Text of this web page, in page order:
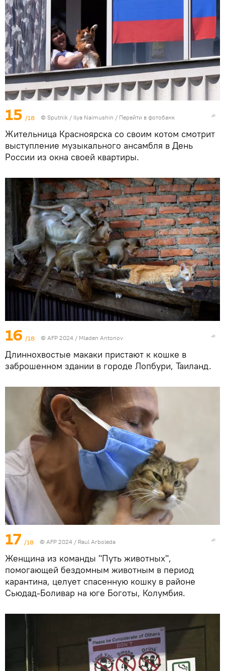
15 /18 © Sputnik / Ilya Naimushin / Перейти в фотобанк
Жительница Красноярска со своим котом смотрит
выступление музыкального ансамбля в День
России из окна своей квартиры.
16 /18 © AFP 2024 / Mladen Antonov
Длиннохвостые макаки пристают к кошке в
заброшенном здании в городе Лопбури, Таиланд.
17 /18 © AFP 2024 / Raul Arboleda
Женщина из команды "Путь животных",
помогающей бездомным животным в период
карантина, целует спасенную кошку в районе
Сьюдад-Боливар на юге Боготы, Колумбия.